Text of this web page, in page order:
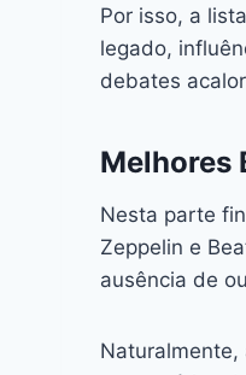
Por isso, a
legado,
debates
Melhores
Nesta parte
Zeppelin e
ausência de